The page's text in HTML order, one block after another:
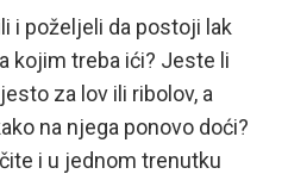
i poželjeli da postoji lak
kojim treba ići? Jeste li
za lov ili ribolov, a
na njega ponovo doći?
i u jednom trenutku